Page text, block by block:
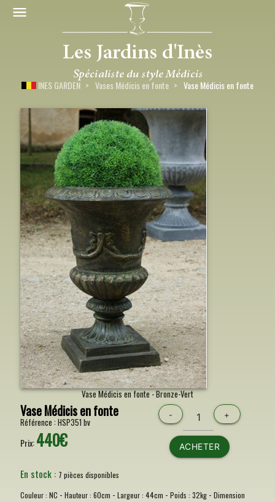
INES GARDEN Vases Médicis en fonte Vase Médicis en fonte
Vase Médicis en fonte - Bronze-Vert
Vase Médicis en fonte
Référence : HSP351 bv
Prix:440€
- +
ACHETER
En stock : 7 pièces disponibles
Couleur : NC - Hauteur : 60cm - Largeur : 44cm - Poids : 32kg- Dimension